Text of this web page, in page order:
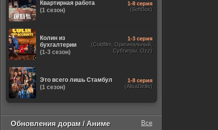
Квартирная работа
(1 сезон)
1-8 серия
(SoftBox)
Колин из
бухгалтерии
(1-3 сезон)
1-3 серия
(Coldfilm, Оригинальный,
Субтитры, Ozz)
Это всего лишь Стамбул
(1 сезон)
1-8 серия
(AlisaDirilis)
Обновления дорам / Аниме Все